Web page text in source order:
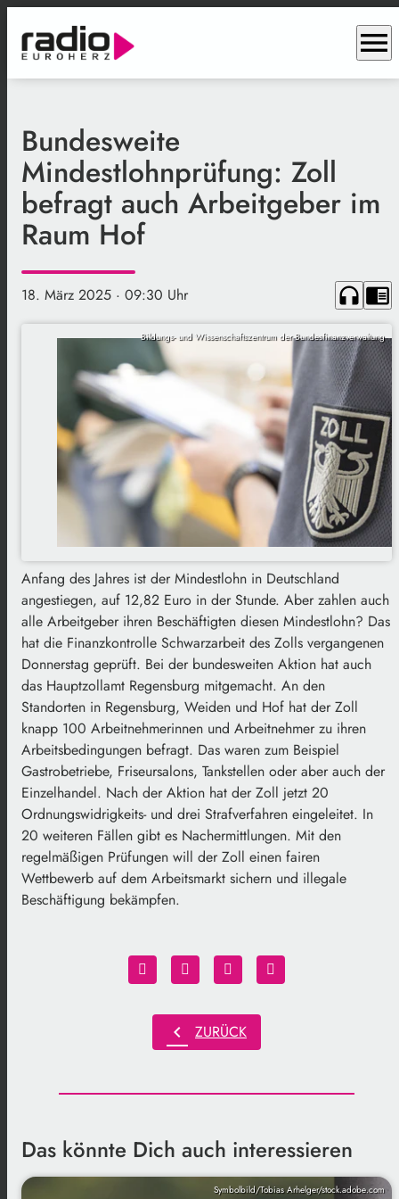
menu
Bundesweite
Mindestlohnprüfung: Zoll
befragt auch Arbeitgeber im
Raum Hof
18. März 2025 · 09:30 Uhr headphones chrome_reader_mode
Bildungs- und Wissenschaftszentrum der Bundesfinanzverwaltung
Anfang des Jahres ist der Mindestlohn in Deutschland
angestiegen, auf 12,82 Euro in der Stunde. Aber zahlen auch
alle Arbeitgeber ihren Beschäftigten diesen Mindestlohn? Das
hat die Finanzkontrolle Schwarzarbeit des Zolls vergangenen
Donnerstag geprüft. Bei der bundesweiten Aktion hat auch
das Hauptzollamt Regensburg mitgemacht. An den
Standorten in Regensburg, Weiden und Hof hat der Zoll
knapp 100 Arbeitnehmerinnen und Arbeitnehmer zu ihren
Arbeitsbedingungen befragt. Das waren zum Beispiel
Gastrobetriebe, Friseursalons, Tankstellen oder aber auch der
Einzelhandel. Nach der Aktion hat der Zoll jetzt 20
Ordnungswidrigkeits- und drei Strafverfahren eingeleitet. In
20 weiteren Fällen gibt es Nachermittlungen. Mit den
regelmäßigen Prüfungen will der Zoll einen fairen
Wettbewerb auf dem Arbeitsmarkt sichern und illegale
Beschäftigung bekämpfen.
chevron_left ZURÜCK
Das könnte Dich auch interessieren
Symbolbild/Tobias Arhelger/stock.adobe.com